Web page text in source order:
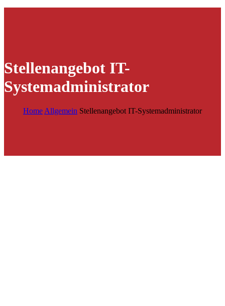
Stellenangebot IT-
Systemadministrator
Home Allgemein Stellenangebot IT-Systemadministrator